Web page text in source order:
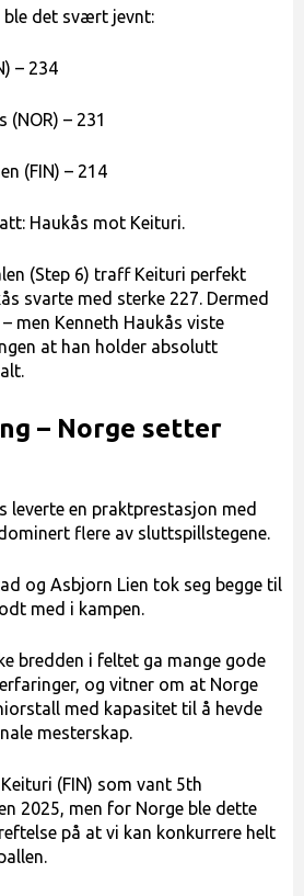
ble det svært jevnt:
– 234
(NOR) – 231
(FIN) – 214
Haukås mot Keituri.
(Step 6) traff Keituri perfekt
svarte med sterke 227. Dermed
men Kenneth Haukås viste
at han holder absolutt
– Norge setter
leverte en praktprestasjon med
flere av sluttspillstegene.
og Asbjorn Lien tok seg begge til
med i kampen.
bredden i feltet ga mange gode
og vitner om at Norge
med kapasitet til å hevde
mesterskap.
(FIN) som vant 5th
2025, men for Norge ble dette
på at vi kan konkurrere helt